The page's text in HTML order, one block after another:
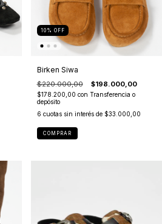
10 % OFF
Birken Siwa
$220.000,00 $198.000,00
$178.200,00 con Transferencia o
depósito
6 cuotas sin interés de $33.000,00
COMPRAR